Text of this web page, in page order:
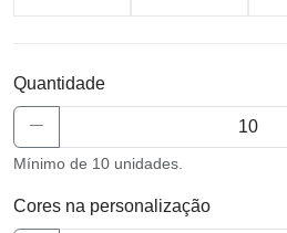
Quantidade
Mínimo de 10 unidades.
Cores na personalização